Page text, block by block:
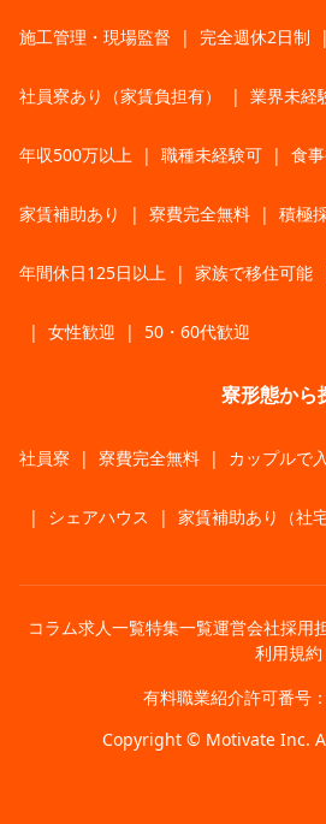
施工管理・現場監督 | 完全週休2日制 |
社員寮あり（家賃負担有） | 業界未経
年収500万以上 | 職種未経験可 | 食
家賃補助あり | 寮費完全無料 | 積極
年間休日125日以上 | 家族で移住可能
| 女性歓迎 | 50・60代歓迎
寮形態から
社員寮 | 寮費完全無料 | カップルで
| シェアハウス | 家賃補助あり（社
コラム求人一覧特集一覧運営会社採用
利用規約
有料職業紹介許可番号
Copyright © Motivate Inc.